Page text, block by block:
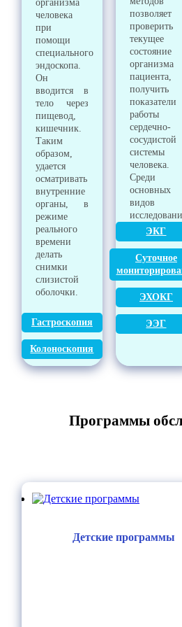
организма
человека
при
помощи
специального
эндоскопа.
Он
вводится в
тело через
пищевод,
кишечник.
Таким
образом,
удается
осматривать
внутренние
органы, в
режиме
реального
времени
делать
снимки
слизистой
оболочки.
Гастроскопия
Колоноскопия
позволяет
проверить
текущее
состояние
организма
пациента,
получить
показатели
работы
сердечно-
сосудистой
системы
человека.
Среди
основных
видов
ЭКГ
Суточное
ЭХОКГ
ЭЭГ
Программы
Детские программы